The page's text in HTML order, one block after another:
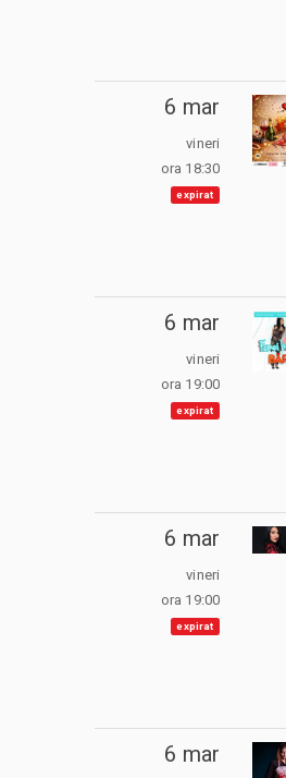
6 mar
vineri
ora 18:30
expirat
6 mar
vineri
ora 19:00
expirat
6 mar
vineri
ora 19:00
expirat
6 mar